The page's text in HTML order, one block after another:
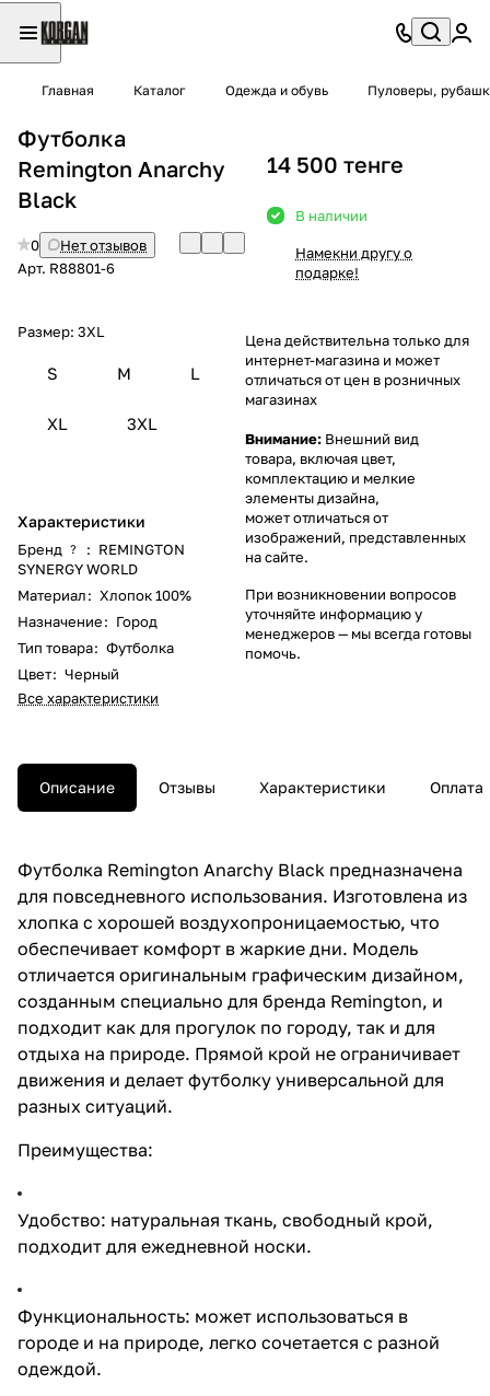
Главная Каталог Одежда и обувь Пуловеры,
Футболка
Remington Аnarchy
Black
0
Нет отзывов
Арт. R88801-6
Размер: 3XL
S M L
XL 3XL
Характеристики
Бренд ? : REMINGTON
SYNERGY WORLD
Материал: Хлопок 100%
Назначение: Город
Тип товара: Футболка
Цвет: Черный
Все характеристики
14 500 тенге
В наличии
Намекни другу о
подарке!
Цена действительна только для
интернет-магазина и может
отличаться от цен в розничных
магазинах
Внимание: Внешний вид
товара, включая цвет,
комплектацию и мелкие
элементы дизайна,
может отличаться от
изображений, представленных
на сайте.
При возникновении вопросов
уточняйте информацию у
менеджеров— мы всегда готовы
помочь.
Описание Отзывы Характеристики Оплата
Футболка Remington Anarchy Black предназначена
для повседневного использования. Изготовлена из
хлопка с хорошей воздухопроницаемостью, что
обеспечивает комфорт в жаркие дни. Модель
отличается оригинальным графическим дизайном,
созданным специально для бренда Remington, и
подходит как для прогулок по городу, так и для
отдыха на природе. Прямой крой не ограничивает
движения и делает футболку универсальной для
разных ситуаций.
Преимущества:
Удобство: натуральная ткань, свободный крой,
подходит для ежедневной носки.
Функциональность: может использоваться в
городе и на природе, легко сочетается с разной
одеждой.